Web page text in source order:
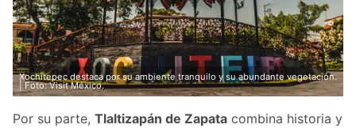
Xochitepec destaca por su ambiente tranquilo y su abundante vegetación.
| Foto: Visit México.
Por su parte, Tlaltizapán de Zapata combina historia y